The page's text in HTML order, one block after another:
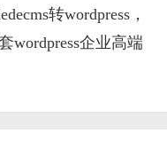
转wordpress，
wordpress企业高端